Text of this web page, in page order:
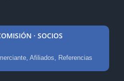
· SOCIOS
Afiliados, Referencias